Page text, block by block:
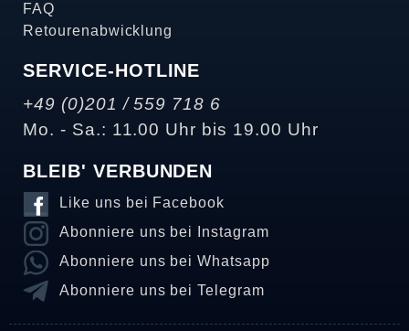
FAQ
Retourenabwicklung
SERVICE-HOTLINE
+49 (0)201 / 559 718 6
Mo. - Sa.: 11.00 Uhr bis 19.00 Uhr
BLEIB' VERBUNDEN
Like uns bei Facebook
Abonniere uns bei Instagram
Abonniere uns bei Whatsapp
Abonniere uns bei Telegram